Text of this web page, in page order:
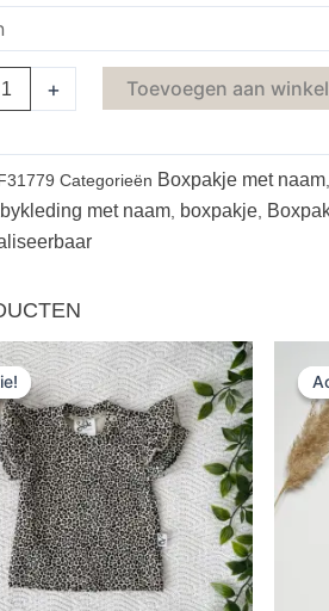
+ Toevoegen aan
Categorieën Boxpakje met naam
met naam boxpakje
Oorspronkelijke
prijs
was:
€25,00.
Huidige
prijs
is:
€6,99.